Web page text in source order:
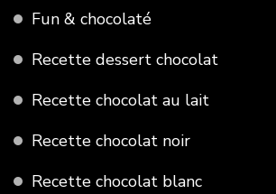
Fun & chocolaté
Recette dessert chocolat
Recette chocolat au lait
Recette chocolat noir
Recette chocolat blanc